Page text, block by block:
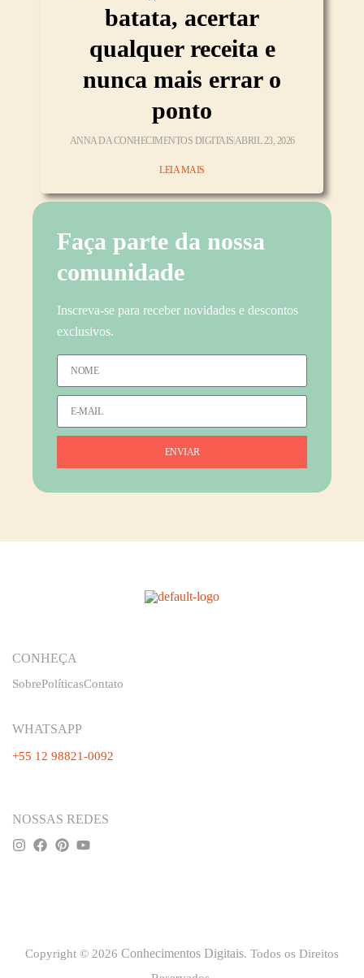
batata, acertar
qualquer receita e
nunca mais errar o
ponto
ANNA DA CONHECIMENTOS DIGITAISABRIL 23, 2026
LEIA MAIS
Faça parte da nossa
comunidade
Inscreva-se para receber novidades e descontos
exclusivos.
ENVIAR
CONHEÇA
SobrePolíticasContato
WHATSAPP
+55 12 98821-0092
NOSSAS REDES
Copyright © 2026 Conhecimentos Digitais. Todos os Direitos